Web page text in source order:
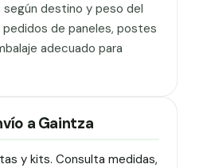
según destino y peso del
de paneles, postes
adecuado para
a Gaintza
y kits. Consulta medidas,